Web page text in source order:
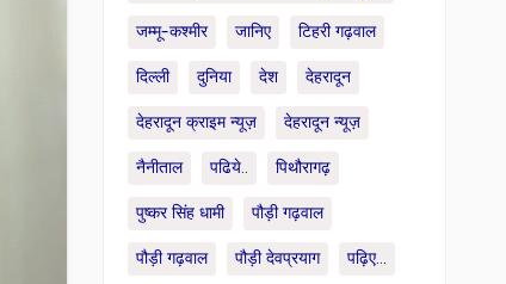
जम्मू-कश्मीर जानिए टिहरी गढ़वाल
दिल्ली दुनिया देश देहरादून
देहरादून क्राइम न्यूज़ देहरादून न्यूज़
नैनीताल पढिये.. पिथौरागढ़
पुष्कर सिंह धामी पौड़ी गढ़वाल
पौड़ी गढ़वाल पौड़ी देवप्रयाग पढ़िए...